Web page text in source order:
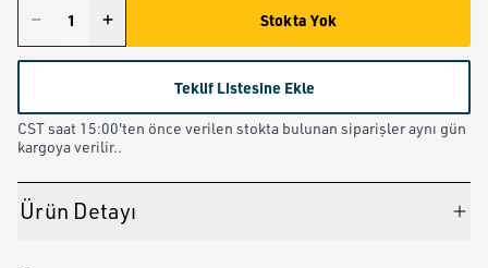
Stokta Yok
Teklif Listesine Ekle
CST saat 15:00'ten önce verilen stokta bulunan siparişler aynı gün
kargoya verilir..
Ürün Detayı